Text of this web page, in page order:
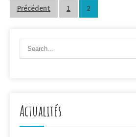
Pagination
publications
Précédent 1 2
Actualités